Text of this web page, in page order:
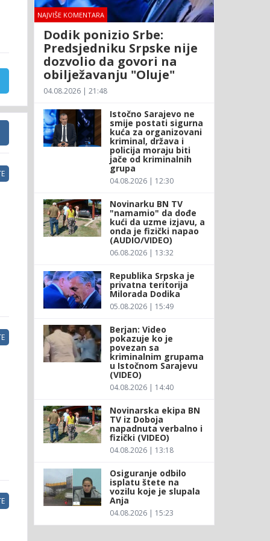
NAJVIŠE KOMENTARA
Dodik ponizio Srbe:
Predsjedniku Srpske nije
dozvolio da govori na
obilježavanju "Oluje"
04.08.2026 | 21:48
Istočno Sarajevo ne
smije postati sigurna
kuća za organizovani
kriminal, država i
policija moraju biti
jače od kriminalnih
grupa
04.08.2026 | 12:30
Novinarku BN TV
"namamio" da dođe
kući da uzme izjavu, a
onda je fizički napao
(AUDIO/VIDEO)
06.08.2026 | 13:32
Republika Srpska je
privatna teritorija
Milorada Dodika
05.08.2026 | 15:49
Berjan: Video
pokazuje ko je
povezan sa
kriminalnim grupama
u Istočnom Sarajevu
(VIDEO)
04.08.2026 | 14:40
Novinarska ekipa BN
TV iz Doboja
napadnuta verbalno i
fizički (VIDEO)
04.08.2026 | 13:18
Osiguranje odbilo
isplatu štete na
vozilu koje je slupala
Anja
04.08.2026 | 15:23